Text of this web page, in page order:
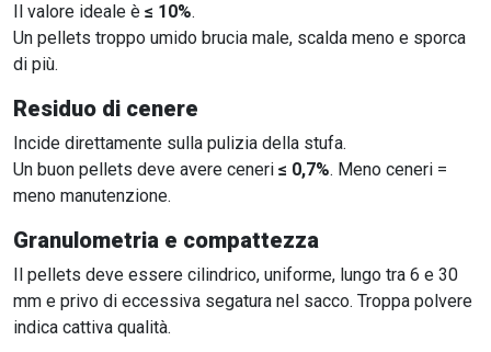
Il valore ideale è ≤ 10%.
Un pellets troppo umido brucia male, scalda meno e sporca
di più.
Residuo di cenere
Incide direttamente sulla pulizia della stufa.
Un buon pellets deve avere ceneri ≤ 0,7%. Meno ceneri =
meno manutenzione.
Granulometria e compattezza
Il pellets deve essere cilindrico, uniforme, lungo tra 6 e 30
mm e privo di eccessiva segatura nel sacco. Troppa polvere
indica cattiva qualità.